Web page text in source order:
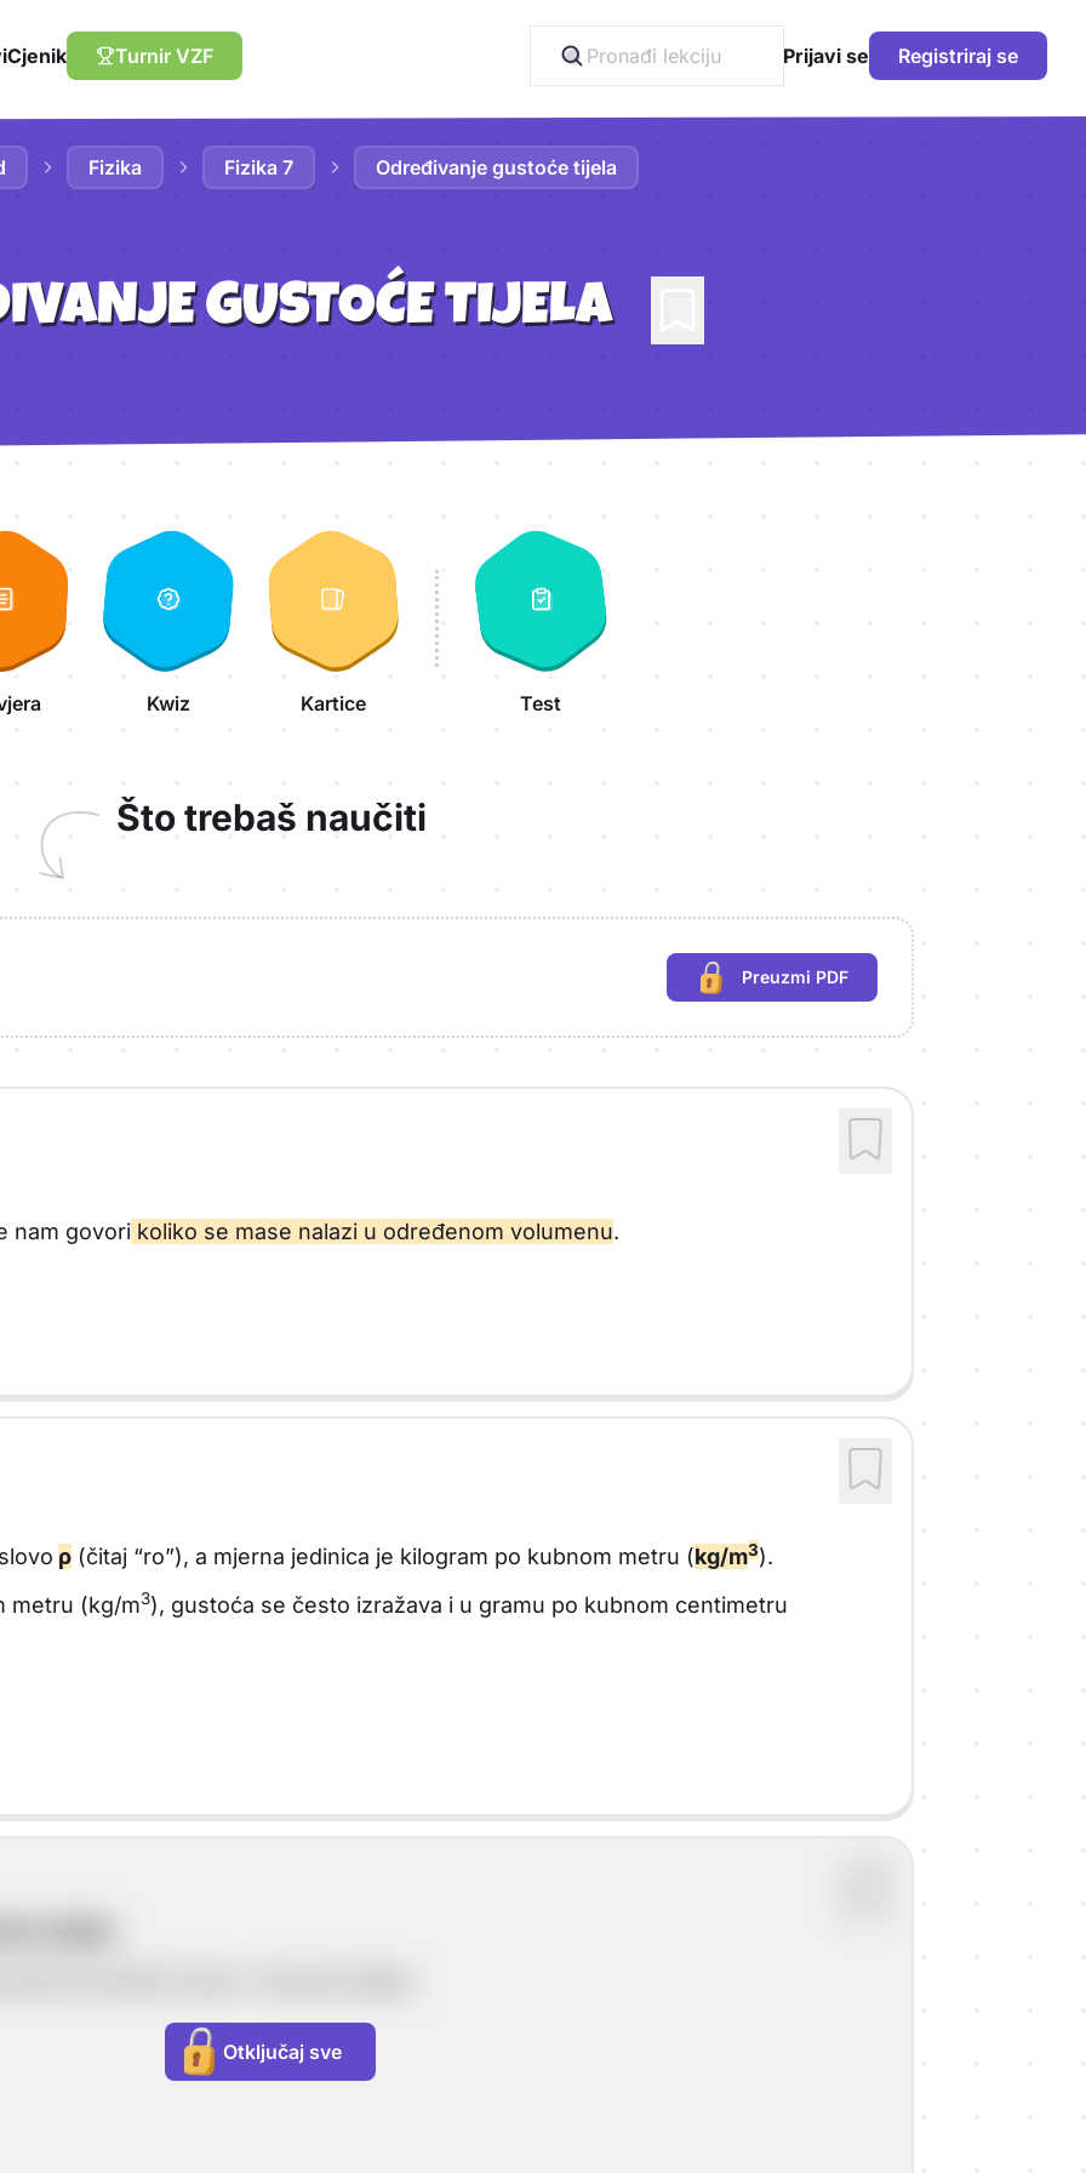
Cjenik Turnir VZF Prijavi se Registriraj se
Fizika Fizika 7 Određivanje gustoće tijela
GUSTOĆE TIJELA
Kwiz Kartice Test
Što trebaš naučiti
Preuzmi PDF
(potrebna prijava)
nam govori koliko se mase nalazi u određenom volumenu.
ρ (čitaj “ro”), a mjerna jedinica je kilogram po kubnom metru (kg/m3).
metru (kg/m3), gustoća se često izražava i u gramu po kubnom centimetru
Otključaj sve